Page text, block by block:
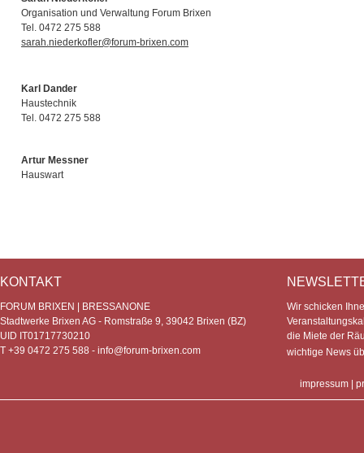
Organisation und Verwaltung Forum Brixen
Tel. 0472 275 588
sarah.niederkofler@forum-brixen.com
Karl Dander
Haustechnik
Tel. 0472 275 588
Artur Messner
Hauswart
KONTAKT
FORUM BRIXEN | BRESSANONE
Stadtwerke Brixen AG - Romstraße 9, 39042 Brixen (BZ)
UID IT01717730210
T +39 0472 275 588 - info@forum-brixen.com
Wir schicken
die Miete der
wichtige News
impressum |